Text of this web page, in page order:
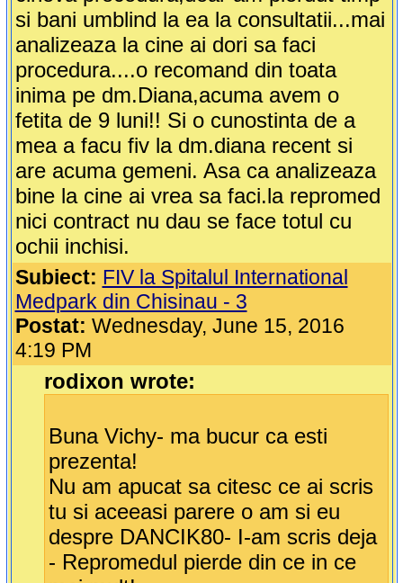
si bani umblind la ea la consultatii...mai
analizeaza la cine ai dori sa faci
procedura....o recomand din toata
inima pe dm.Diana,acuma avem o
fetita de 9 luni!! Si o cunostinta de a
mea a facu fiv la dm.diana recent si
are acuma gemeni. Asa ca analizeaza
bine la cine ai vrea sa faci.la repromed
nici contract nu dau se face totul cu
ochii inchisi.
Subiect: FIV la Spitalul International
Medpark din Chisinau - 3
Postat: Wednesday, June 15, 2016
4:19 PM
rodixon wrote:
Buna Vichy- ma bucur ca esti
prezenta!
Nu am apucat sa citesc ce ai scris
tu si aceeasi parere o am si eu
despre DANCIK80- I-am scris deja
- Repromedul pierde din ce in ce